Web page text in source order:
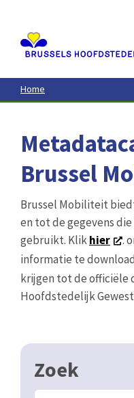
contenu
principal
Home
Brussel
Brussel Mobiliteit
en tot de gegevens
gebruikt. Klikhier
.
informatie te
krijgen tot de officiële
Hoofdstedelijk
Zoek